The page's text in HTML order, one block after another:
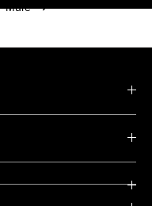
Mule